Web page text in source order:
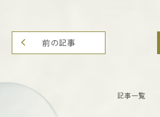
前の記事
記事一覧